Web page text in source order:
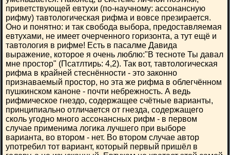
приветствующей евтухи (по-научному: ассонансную
рифму) тавтологическая рифма и вовсе презирается.
Оно и понятно: и так свобода выбора, предоставляемая
евтухами, не имеет очерченного горизонта, а тут ещё и
тавтология в рифме! Есть в пасалме Давида
выражение, которое я очень люблю:"В тесноте Ты давал
мне простор" (Псатлтирь: 4,2). Так вот, тавтологическая
рифма в крайней стеснённости - это законно
признаваемый простор, но эта же рифма в облегчённом
пушкинском каноне - почти небрежность. А ведь
рифмическое гнездо, содержащее счётные варианты,
принципиально отличается от гнезда, содержащего
сколь угодно много ассонансных рифм - в первом
случае применима логика лучшего при выборе
варианта, во втором - нет. Во втором случае автор
употребил тот вариант, который первый пришёл в